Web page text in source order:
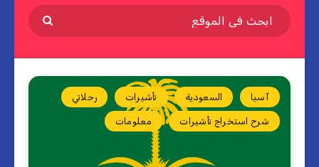
آسيا السعودية تأشيرات رحلاتي
شرح استخراج تأشيرات معلومات